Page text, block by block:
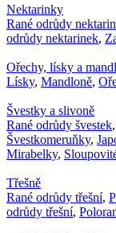
Nektarinky
Rané odrůdy
odrůdy nektarinek,
Ořechy, lísky a
Lísky, Mandloně,
Švestky a slivoně
Rané odrůdy švestek,
Švestkomeruňky,
Mirabelky,
Třešně
Rané odrůdy třešní,
odrůdy třešní,